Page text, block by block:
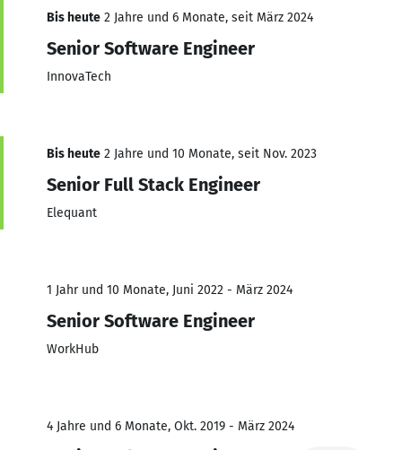
Bis heute 2 Jahre und 6 Monate, seit März 2024
Senior Software Engineer
InnovaTech
Bis heute 2 Jahre und 10 Monate, seit Nov. 2023
Senior Full Stack Engineer
Elequant
1 Jahr und 10 Monate, Juni 2022 - März 2024
Senior Software Engineer
WorkHub
4 Jahre und 6 Monate, Okt. 2019 - März 2024